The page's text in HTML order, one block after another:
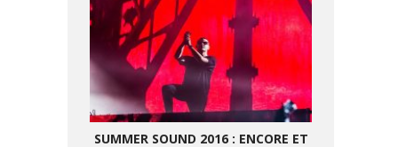
SUMMER SOUND 2016 : ENCORE ET